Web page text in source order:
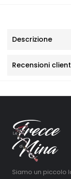
Descrizione
Recensioni
Siamo un piccolo